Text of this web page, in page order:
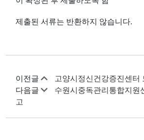
제출된 서류는 반환하지 않습니다.
이전글
고양시정신건강증진센터
다음글
수원시중독관리통합지원
고